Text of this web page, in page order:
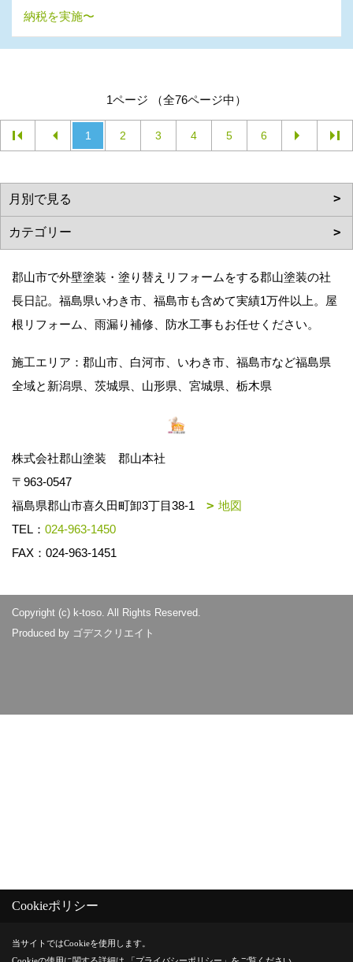
納税を実施〜
1ページ （全76ページ中）
1 2 3 4 5 6
郡山市で外壁塗装・塗り替えリフォームをする郡山塗装の社
長日記。福島県いわき市、福島市も含めて実績1万件以上。屋
根リフォーム、雨漏り補修、防水工事もお任せください。
施工エリア：郡山市、白河市、いわき市、福島市など福島県
全域と新潟県、茨城県、山形県、宮城県、栃木県
株式会社郡山塗装 郡山本社
〒963-0547
福島県郡山市喜久田町卸3丁目38-1
地図
TEL： 024-963-1450
FAX：024-963-1451
Copyright (c) k-toso. All Rights Reserved.
Produced by ゴデスクリエイト
Cookieポリシー
当サイトではCookieを使用します。